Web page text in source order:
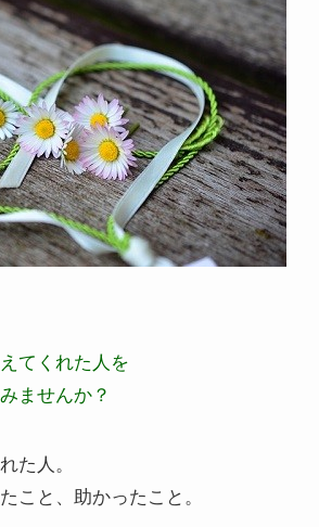
てくれた人を
ませんか？
た人。
こと、助かったこと。